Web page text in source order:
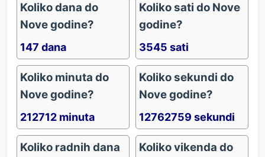
Koliko dana do
Nove godine?
147 dana
Koliko sati do Nove
godine?
3545 sati
Koliko minuta do
Nove godine?
212712 minuta
Koliko sekundi do
Nove godine?
12762759 sekundi
Koliko radnih dana
Koliko vikenda do